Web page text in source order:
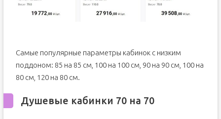
Самые популярные параметры кабинок с низким
поддоном: 85 на 85 см, 100 на 100 см, 90 на 90 см, 100 на
80 см, 120 на 80 см.
Душевые кабинки 70 на 70